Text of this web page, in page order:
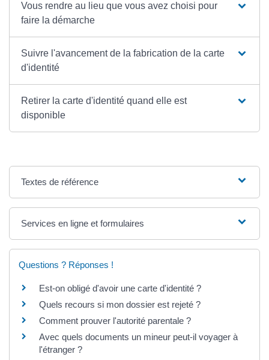
Vous rendre au lieu que vous avez choisi pour
faire la démarche
Suivre l'avancement de la fabrication de la carte
d'identité
Retirer la carte d'identité quand elle est
disponible
Textes de référence
Services en ligne et formulaires
Questions ? Réponses !
Est-on obligé d'avoir une carte d'identité ?
Quels recours si mon dossier est rejeté ?
Comment prouver l'autorité parentale ?
Avec quels documents un mineur peut-il voyager à
l'étranger ?